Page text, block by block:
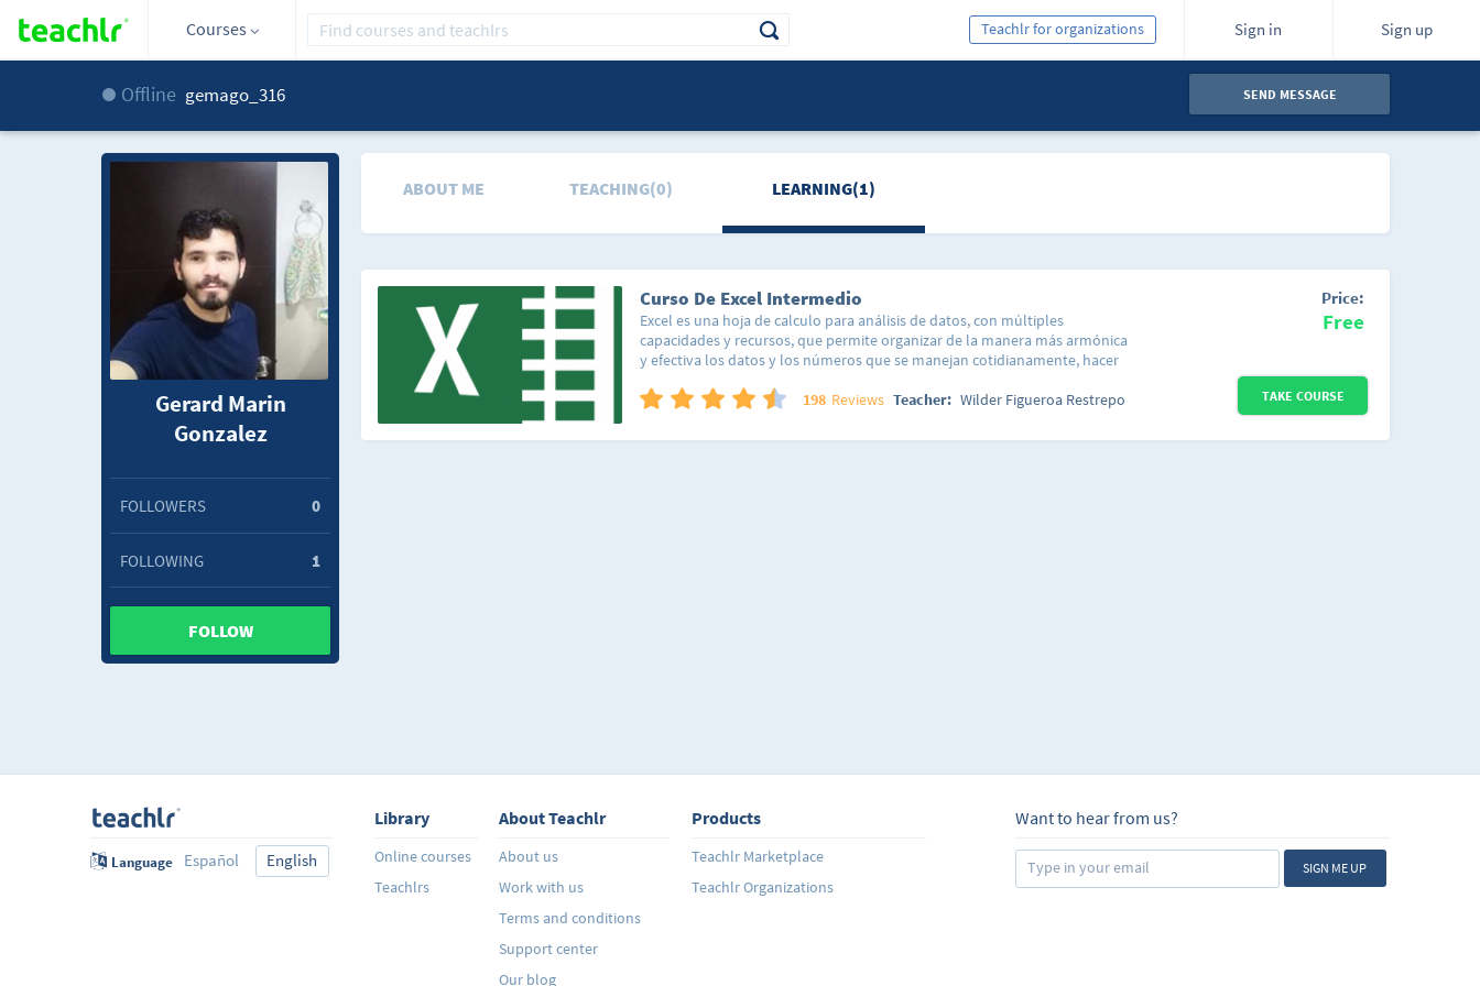
Courses Sign in Sign up
Teachlr for organizations
Offline gemago_316 SEND MESSAGE
Gerard Marin
Gonzalez
FOLLOWERS 0
FOLLOWING 1
FOLLOW
ABOUT ME TEACHING(0) LEARNING(1)
Curso De Excel Intermedio
Excel es una hoja de calculo para análisis de datos, con múltiples
capacidades y recursos, que permite organizar de la manera más armónica
y efectiva los datos y los números que se manejan cotidianamente, hacer
nuestra información; crear tablas o modificar el formato de nuestras
198 Reviews Teacher: Wilder Figueroa Restrepo
Price:
Free
TAKE COURSE
Language Español English
Library
Online courses
Teachlrs
About Teachlr
About us
Work with us
Terms and conditions
Support center
Our blog
Products
Teachlr Marketplace
Teachlr Organizations
Want to hear from us?
SIGN ME UP